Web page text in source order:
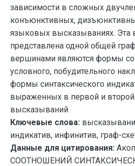
зависимости в сложных
конъюнктивных,
языковых высказываниях. Эта
представлена одной общей
вершинами являются формы
условного, побудительного
формы синтаксического
выраженных в первой и второй
высказываний
Ключевые слова:
индикатив, инфинитив, граф-
Данные для цитирования:
СООТНОШЕНИЙ